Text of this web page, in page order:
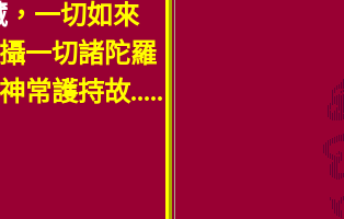
，一切如來
一切諸陀羅
常護持故.....